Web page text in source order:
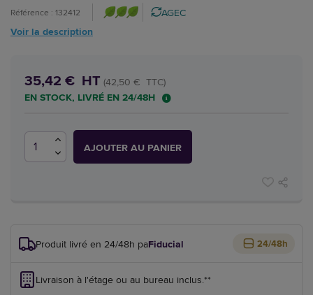
Référence : 132412
AGEC
Voir la description
35,42 € HT (42,50 € TTC)
EN STOCK, LIVRÉ EN 24/48H
AJOUTER AU PANIER
Produit livré en 24/48h parFiducial 24/48h
Livraison à l'étage ou au bureau inclus.**